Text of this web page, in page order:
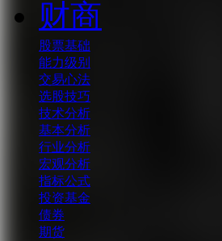
财商
股票基础
能力级别
交易心法
选股技巧
技术分析
基本分析
行业分析
宏观分析
指标公式
投资基金
债券
期货